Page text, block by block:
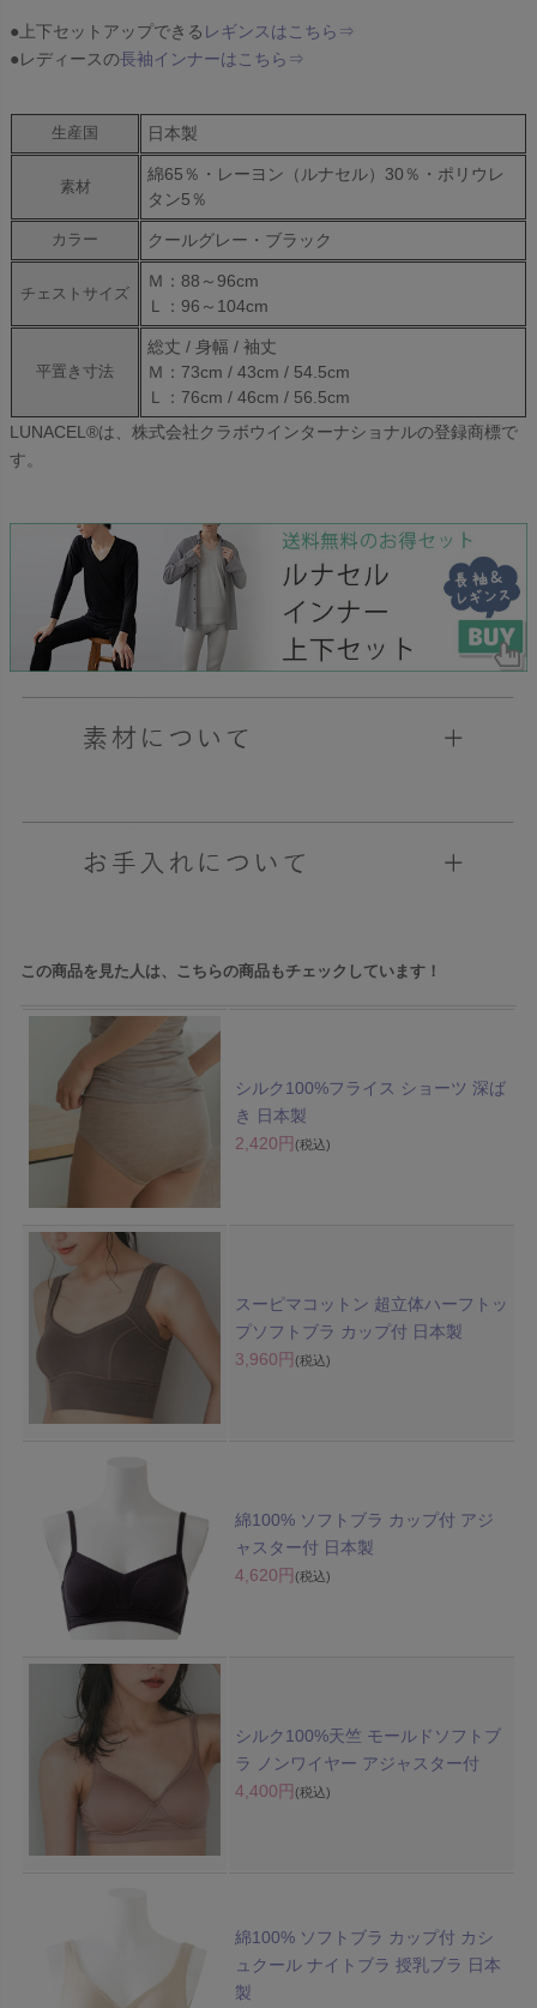
●上下セットアップできる レギンスはこちら⇒
●レディースの長袖インナーはこちら⇒
生産国 日本製
素材
綿65％・レーヨン（ルナセル）30％・ポリウレ
タン5％
カラー クールグレー・ブラック
チェストサイズ
Ｍ：88～96cm
Ｌ：96～104cm
平置き寸法
総丈 / 身幅 / 袖丈
Ｍ：73cm / 43cm / 54.5cm
Ｌ：76cm / 46cm / 56.5cm
LUNACEL®は、株式会社クラボウインターナショナルの登録商標で
す。
この商品を見た人は、こちらの商品もチェックしています！
シルク100%フライス ショーツ 深ば
き 日本製
2,420円 (税込)
スーピマコットン 超立体ハーフトッ
プソフトブラ カップ付 日本製
3,960円 (税込)
綿100% ソフトブラ カップ付 アジ
ャスター付 日本製
4,620円 (税込)
シルク100%天竺 モールドソフトブ
ラ ノンワイヤー アジャスター付
4,400円 (税込)
綿100% ソフトブラ カップ付 カシ
ュクール ナイトブラ 授乳ブラ 日本
製